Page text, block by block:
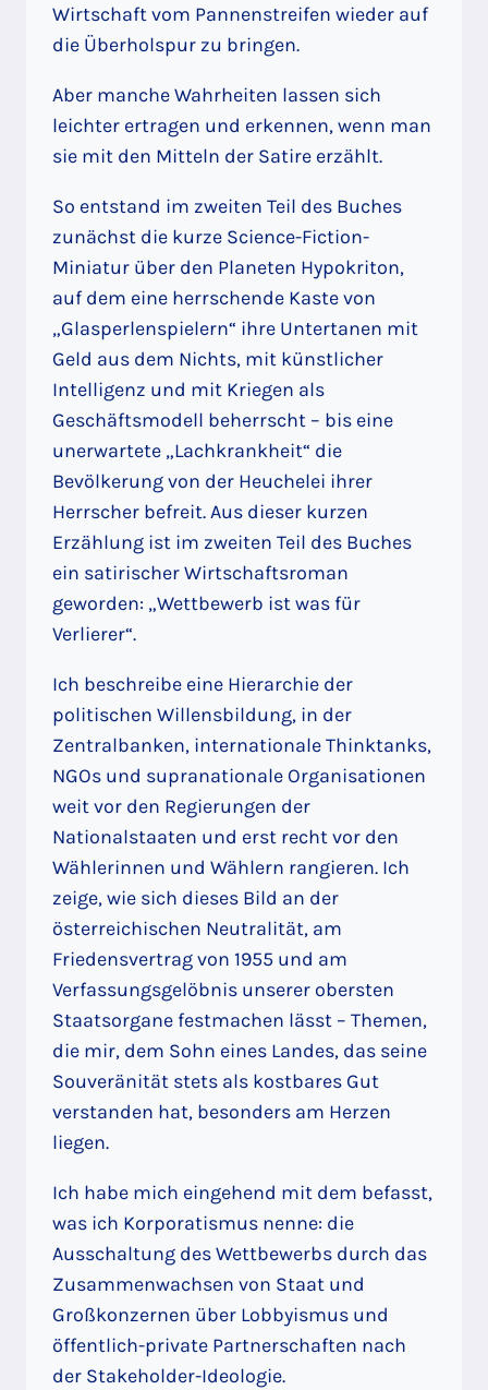
Wirtschaft vom Pannenstreifen wieder auf
die Überholspur zu bringen.
Aber manche Wahrheiten lassen sich
leichter ertragen und erkennen, wenn man
sie mit den Mitteln der Satire erzählt.
So entstand im zweiten Teil des Buches
zunächst die kurze Science-Fiction-
Miniatur über den Planeten Hypokriton,
auf dem eine herrschende Kaste von
„Glasperlenspielern“ ihre Untertanen mit
Geld aus dem Nichts, mit künstlicher
Intelligenz und mit Kriegen als
Geschäftsmodell beherrscht – bis eine
unerwartete „Lachkrankheit“ die
Bevölkerung von der Heuchelei ihrer
Herrscher befreit. Aus dieser kurzen
Erzählung ist im zweiten Teil des Buches
ein satirischer Wirtschaftsroman
geworden: „Wettbewerb ist was für
Verlierer“.
Ich beschreibe eine Hierarchie der
politischen Willensbildung, in der
Zentralbanken, internationale Thinktanks,
NGOs und supranationale Organisationen
weit vor den Regierungen der
Nationalstaaten und erst recht vor den
Wählerinnen und Wählern rangieren. Ich
zeige, wie sich dieses Bild an der
österreichischen Neutralität, am
Friedensvertrag von 1955 und am
Verfassungsgelöbnis unserer obersten
Staatsorgane festmachen lässt – Themen,
die mir, dem Sohn eines Landes, das seine
Souveränität stets als kostbares Gut
verstanden hat, besonders am Herzen
liegen.
Ich habe mich eingehend mit dem befasst,
was ich Korporatismus nenne: die
Ausschaltung des Wettbewerbs durch das
Zusammenwachsen von Staat und
Großkonzernen über Lobbyismus und
öffentlich-private Partnerschaften nach
der Stakeholder-Ideologie.